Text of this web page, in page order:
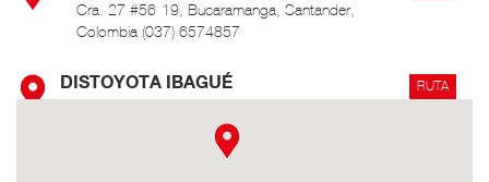
Cra. 27 #56-19, Bucaramanga, Santander,
Colombia (037) 6574857
DISTOYOTA IBAGUÉ
276 0000 / 3116810521
RUTA